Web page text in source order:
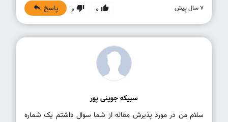
7 سال پیش 0
0 پاسخ
سبیکه جوینی پور
سلام من در مورد پذیرش مقاله از شما سوال داشتم یک شماره